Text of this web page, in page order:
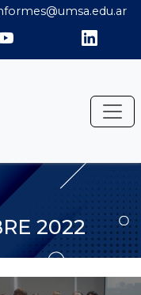
2022